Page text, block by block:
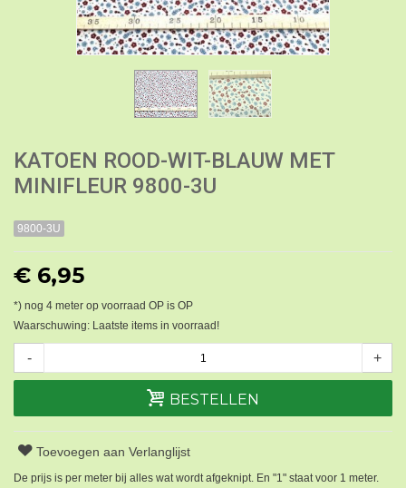
KATOEN ROOD-WIT-BLAUW MET
MINIFLEUR 9800-3U
9800-3U
€ 6,95
*) nog 4 meter op voorraad OP is OP
Waarschuwing: Laatste items in voorraad!
- +
BESTELLEN
Toevoegen aan Verlanglijst
De prijs is per meter bij alles wat wordt afgeknipt. En "1" staat voor 1 meter.